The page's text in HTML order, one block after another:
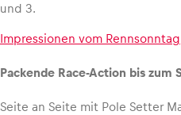
und 3.
Impressionen vom Rennsonntag
Packende Race-Action bis zum
Seite an Seite mit Pole Setter